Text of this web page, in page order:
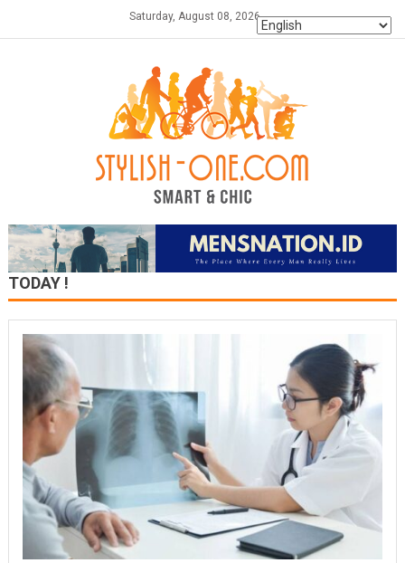
Saturday, August 08, 2026
TODAY !